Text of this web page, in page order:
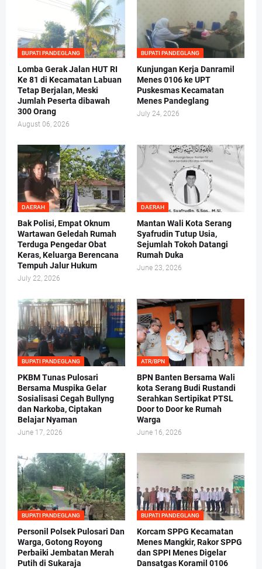
BUPATI PANDEGLANG
Lomba Gerak Jalan HUT RI
Ke 81 di Kecamatan Labuan
Tetap Berjalan, Meski
Jumlah Peserta dibawah
300 Orang
August 06, 2026
BUPATI PANDEGLANG
Kunjungan Kerja Danramil
Menes 0106 ke UPT
Puskesmas Kecamatan
Menes Pandeglang
July 24, 2026
DAERAH
Bak Polisi, Empat Oknum
Wartawan Geledah Rumah
Terduga Pengedar Obat
Keras, Keluarga Berencana
Tempuh Jalur Hukum
July 22, 2026
DAERAH
Mantan Wali Kota Serang
Syafrudin Tutup Usia,
Sejumlah Tokoh Datangi
Rumah Duka
June 23, 2026
BUPATI PANDEGLANG
PKBM Tunas Pulosari
Bersama Muspika Gelar
Sosialisasi Cegah Bullyng
dan Narkoba, Ciptakan
Belajar Nyaman
June 17, 2026
ATR/BPN
BPN Banten Bersama Wali
kota Serang Budi Rustandi
Serahkan Sertipikat PTSL
Door to Door ke Rumah
Warga
June 16, 2026
BUPATI PANDEGLANG
Personil Polsek Pulosari Dan
Warga, Gotong Royong
Perbaiki Jembatan Merah
Putih di Sukaraja
BUPATI PANDEGLANG
Korcam SPPG Kecamatan
Menes Mangkir, Rakor SPPG
dan SPPI Menes Digelar
Dansatgas Koramil 0106